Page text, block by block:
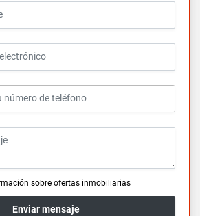
sobre ofertas inmobiliarias
Enviar mensaje